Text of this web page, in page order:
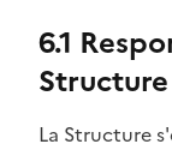
6.1
Structure
La Structure